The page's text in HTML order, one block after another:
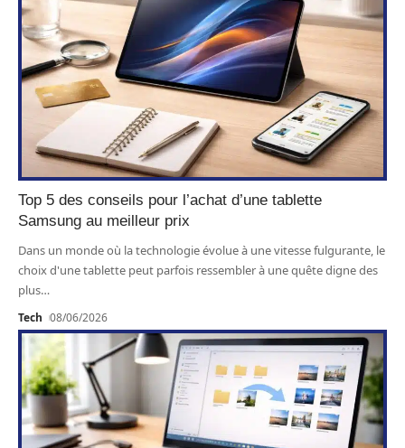
Top 5 des conseils pour l’achat d’une tablette
Samsung au meilleur prix
Dans un monde où la technologie évolue à une vitesse fulgurante, le
choix d'une tablette peut parfois ressembler à une quête digne des
plus…
Tech 08/06/2026